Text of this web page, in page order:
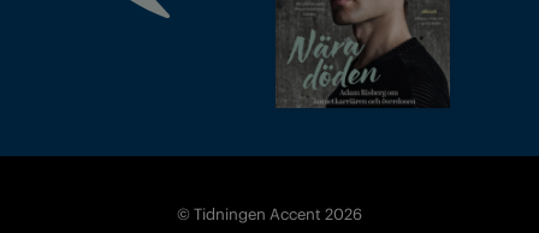
© Tidningen Accent 2026